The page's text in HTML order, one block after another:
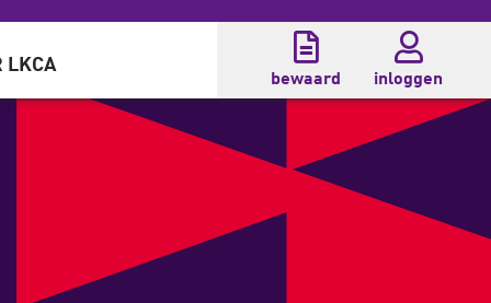
LKCA
bewaard inloggen